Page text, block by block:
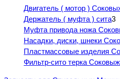
Двигатель ( мотор )
Держатель ( муфта ) сита3
Муфта привода ножа
Насадки, диски, шнеки
Пластмассовые изделия
Фильтр-сито терка